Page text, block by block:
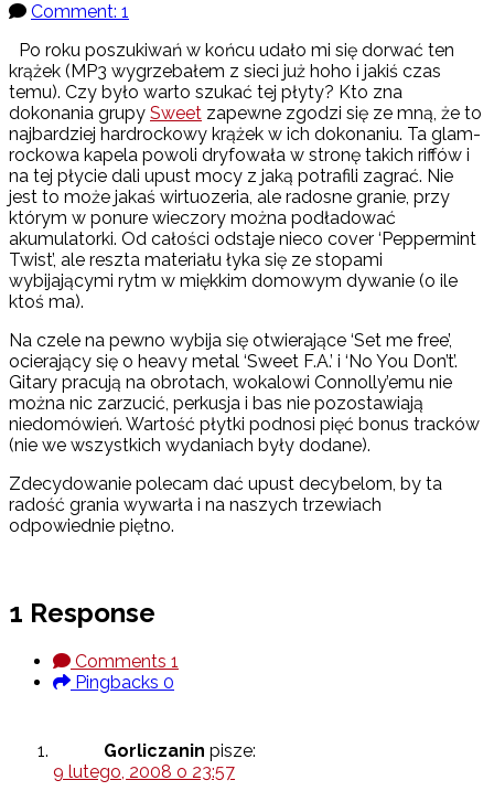
Comment: 1
Po roku poszukiwań w końcu udało mi się dorwać ten
krążek (MP3 wygrzebałem z sieci już hoho i jakiś czas
temu). Czy było warto szukać tej płyty? Kto zna
dokonania grupy Sweet zapewne zgodzi się ze mną, że to
najbardziej hardrockowy krążek w ich dokonaniu. Ta glam-
rockowa kapela powoli dryfowała w stronę takich riffów i
na tej płycie dali upust mocy z jaką potrafili zagrać. Nie
jest to może jakaś wirtuozeria, ale radosne granie, przy
którym w ponure wieczory można podładować
akumulatorki. Od całości odstaje nieco cover ‘Peppermint
Twist’, ale reszta materiału łyka się ze stopami
wybijającymi rytm w miękkim domowym dywanie (o ile
ktoś ma).
Na czele na pewno wybija się otwierające ‘Set me free’,
ocierający się o heavy metal ‘Sweet F.A.’ i ‘No You Don’t’.
Gitary pracują na obrotach, wokalowi Connolly’emu nie
można nic zarzucić, perkusja i bas nie pozostawiają
niedomówień. Wartość płytki podnosi pięć bonus tracków
(nie we wszystkich wydaniach były dodane).
Zdecydowanie polecam dać upust decybelom, by ta
radość grania wywarła i na naszych trzewiach
odpowiednie piętno.
1 Response
Comments 1
Pingbacks 0
Gorliczanin pisze:
9 lutego, 2008 o 23:57